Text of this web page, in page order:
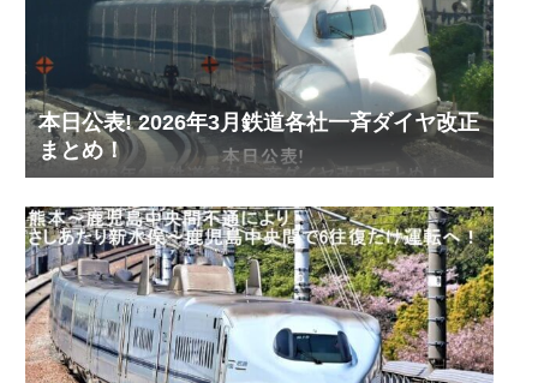
本日公表! 2026年3月鉄道各社一斉ダイヤ改正
まとめ！